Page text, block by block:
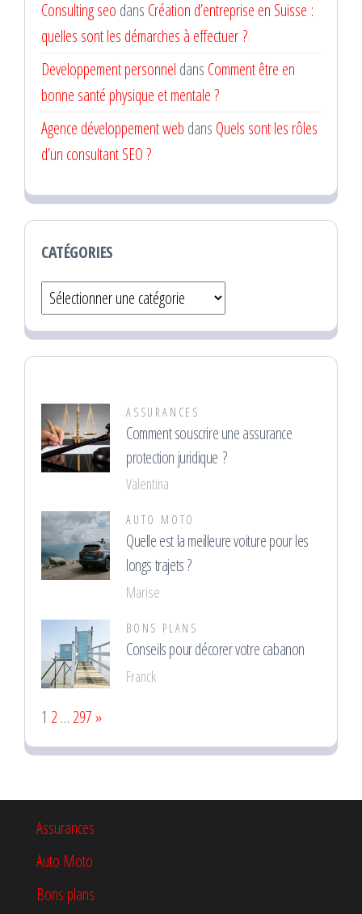
Consulting seo dans Création d’entreprise en Suisse :
quelles sont les démarches à effectuer ?
Developpement personnel dans Comment être en
bonne santé physique et mentale ?
Agence développement web dans Quels sont les rôles
d’un consultant SEO ?
CATÉGORIES
Catégories
ASSURANCES
Comment souscrire une assurance
protection juridique ?
Valentina
AUTO MOTO
Quelle est la meilleure voiture pour les
longs trajets ?
Marise
BONS PLANS
Conseils pour décorer votre cabanon
Franck
Page:
1 2… 297Next
»
Assurances
Auto Moto
Bons plans